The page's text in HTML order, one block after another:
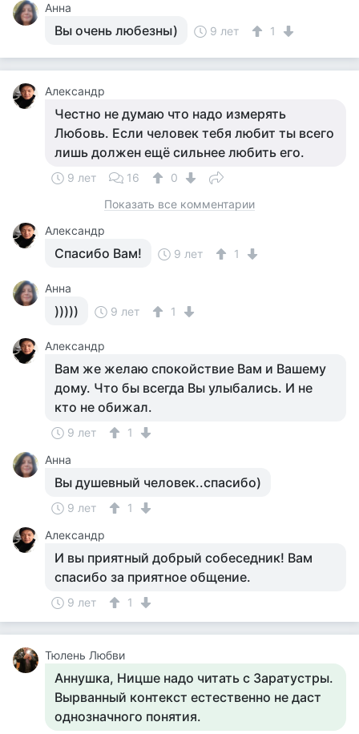
Анна
Вы очень любезны) 9 лет 1
Александр
Честно не думаю что надо измерять
Любовь. Если человек тебя любит ты всего
лишь должен ещё сильнее любить его.
9 лет 16
0
Показать все комментарии
Александр
Спасибо Вам! 9 лет 1
Анна
))))) 9 лет 1
Александр
Вам же желаю спокойствие Вам и Вашему
дому. Что бы всегда Вы улыбались. И не
кто не обижал.
9 лет
1
Анна
Вы душевный человек..спасибо)
9 лет
1
Александр
И вы приятный добрый собеседник! Вам
спасибо за приятное общение.
9 лет 1
Тюлень Любви
Аннушка, Ницше надо читать с Заратустры.
Вырванный контекст естественно не даст
однозначного понятия.